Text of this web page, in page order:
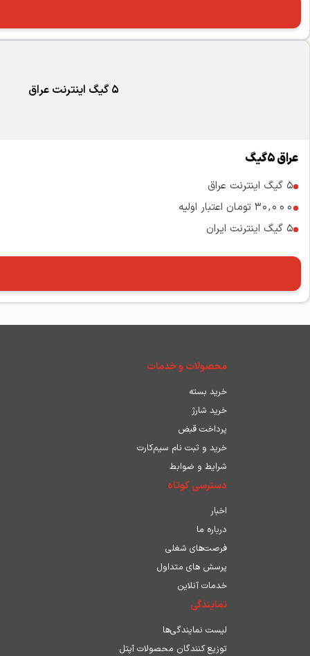
5 گیگ اینترنت عراق
عراق 5گیگ
5 گیگ اینترنت عراق
30,000 تومان اعتبار اولیه
5 گیگ اینترنت ایران
محصولات و خدمات
خرید بسته
خرید شارژ
پرداخت قبض
خرید و ثبت نام سیم‌کارت
شرایط و ضوابط
دسترسی کوتاه
اخبار
درباره ما
فرصت‌های شغلی
پرسش های متداول
خدمات آنلاین
نمایندگی
لیست نمایندگی‌ها
توزیع کنندگان محصولات آپتل